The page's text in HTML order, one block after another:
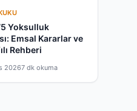
Yoksulluk
Emsal Kararlar ve
Rehberi
20267 dk okuma